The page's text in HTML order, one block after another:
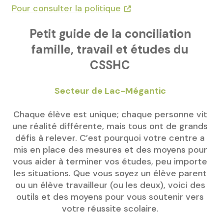
Pour consulter la politique
Petit guide de la conciliation
famille, travail et études du
CSSHC
Secteur de Lac-Mégantic
Chaque élève est unique; chaque personne vit
une réalité différente, mais tous ont de grands
défis à relever. C’est pourquoi votre centre a
mis en place des mesures et des moyens pour
vous aider à terminer vos études, peu importe
les situations. Que vous soyez un élève parent
ou un élève travailleur (ou les deux), voici des
outils et des moyens pour vous soutenir vers
votre réussite scolaire.